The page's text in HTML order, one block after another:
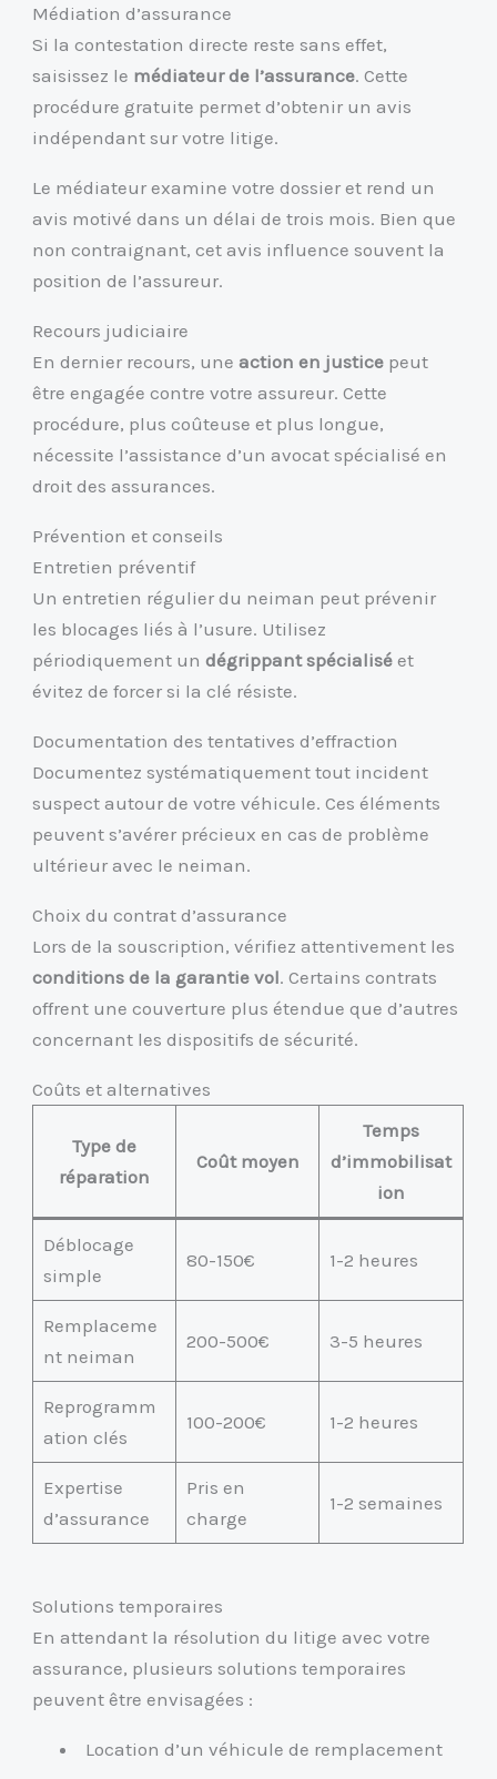
Médiation d’assurance
Si la contestation directe reste sans effet,
saisissez le médiateur de l’assurance. Cette
procédure gratuite permet d’obtenir un avis
indépendant sur votre litige.
Le médiateur examine votre dossier et rend un
avis motivé dans un délai de trois mois. Bien que
non contraignant, cet avis influence souvent la
position de l’assureur.
Recours judiciaire
En dernier recours, uneaction en justice peut
être engagée contre votre assureur. Cette
procédure, plus coûteuse et plus longue,
nécessite l’assistance d’un avocat spécialisé en
droit des assurances.
Prévention et conseils
Entretien préventif
Un entretien régulier du neiman peut prévenir
les blocages liés à l’usure. Utilisez
périodiquement undégrippant spécialisé et
évitez de forcer si la clé résiste.
Documentation des tentatives d’effraction
Documentez systématiquement tout incident
suspect autour de votre véhicule. Ces éléments
peuvent s’avérer précieux en cas de problème
ultérieur avec le neiman.
Choix du contrat d’assurance
Lors de la souscription, vérifiez attentivement les
conditions de la garantie vol. Certains contrats
offrent une couverture plus étendue que d’autres
concernant les dispositifs de sécurité.
Coûts et alternatives
Type de
réparation
Coût moyen
Temps
d’immobilisat
ion
Déblocage
simple
80-150€ 1-2 heures
Remplaceme
nt neiman
200-500€ 3-5 heures
Reprogramm
ation clés
100-200€ 1-2 heures
Expertise
d’assurance
Pris en
charge
1-2 semaines
Solutions temporaires
En attendant la résolution du litige avec votre
assurance, plusieurs solutions temporaires
peuvent être envisagées :
Location d’un véhicule de remplacement